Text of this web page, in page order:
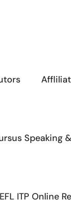
Speaking
ITP Online